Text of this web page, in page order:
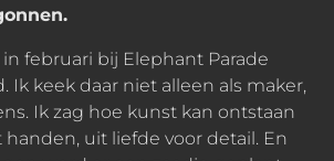
in februari bij Elephant Parade
Ik keek daar niet alleen als maker,
Ik zag hoe kunst kan ontstaan
uit liefde voor detail. En